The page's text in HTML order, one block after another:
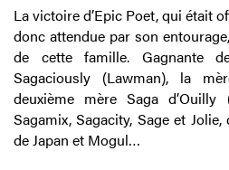
La victoire d’Epic Poet, qui était
donc attendue par son
de cette famille. Gagnante
Sagaciously (Lawman), la
deuxième mère Saga
Sagamix, Sagacity, Sage et
de Japan et Mogul…